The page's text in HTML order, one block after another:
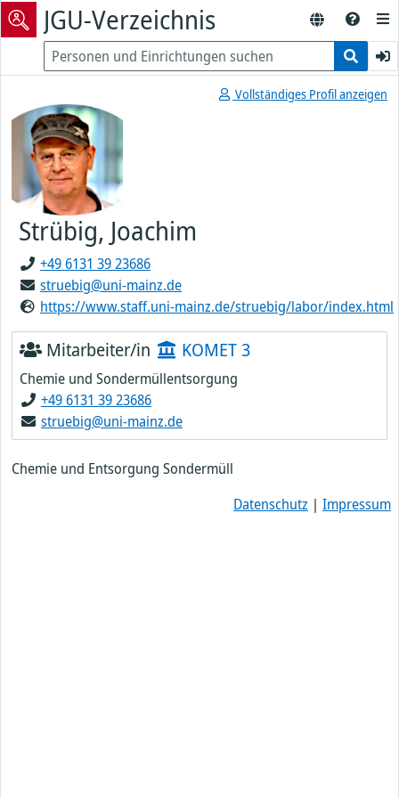
JGU-Verzeichnis
Vollständiges Profil anzeigen
Strübig, Joachim
+49 6131 39 23686
struebig@uni-mainz.de
https://www.staff.uni-mainz.de/struebig/labor/index.html
Mitarbeiter/in KOMET 3
Chemie und Sondermüllentsorgung
+49 6131 39 23686
struebig@uni-mainz.de
Chemie und Entsorgung Sondermüll
Datenschutz | Impressum